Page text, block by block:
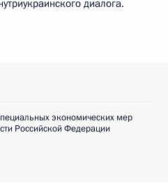
диалога.
экономических мер
Российской Федерации